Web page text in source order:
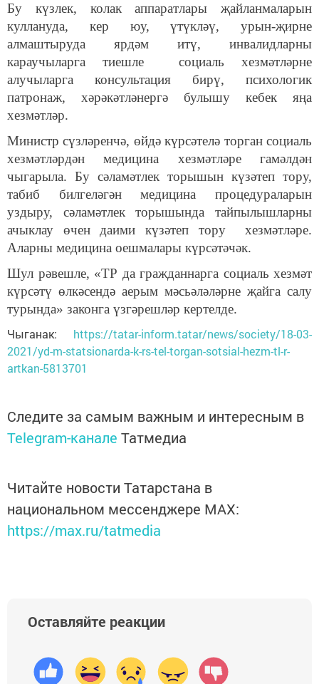
Бу күзлек, колак аппаратлары җайланмаларын
куллануда, кер юу, үтүкләү, урын-җирне
алмаштыруда ярдәм итү, инвалидларны
караучыларга тиешле социаль хезмәтләрне
алучыларга консультация бирү, психологик
патронаж, хәрәкәтләнергә булышу кебек яңа
хезмәтләр.
Министр сүзләренчә, өйдә күрсәтелә торган социаль
хезмәтләрдән медицина хезмәтләре гамәлдән
чыгарыла. Бу сәламәтлек торышын күзәтеп тору,
табиб билгеләгән медицина процедураларын
уздыру, сәламәтлек торышында тайпылышларны
ачыклау өчен даими күзәтеп тору хезмәтләре.
Аларны медицина оешмалары күрсәтәчәк.
Шул рәвешле, «ТР да гражданнарга социаль хезмәт
күрсәтү өлкәсендә аерым мәсьәләләрне җайга салу
турында» законга үзгәрешләр кертелде.
Чыганак: https://tatar-inform.tatar/news/society/18-03-
2021/yd-m-statsionarda-k-rs-tel-torgan-sotsial-hezm-tl-r-
artkan-5813701
Следите за самым важным и интересным в
Telegram-канале Татмедиа
Читайте новости Татарстана в
национальном мессенджере MАХ:
https://max.ru/tatmedia
Оставляйте реакции